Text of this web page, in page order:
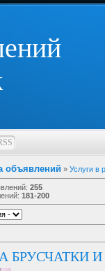
объявлений » Услуги в
: 255
: 181-200
БРУСЧАТКИ